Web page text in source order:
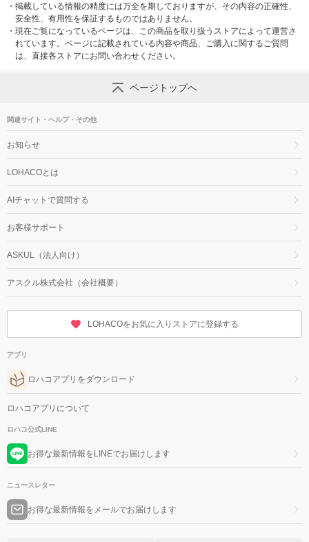
・ 掲載している情報の精度には万全を期しておりますが、その内容の正確性、
安全性、有用性を保証するものではありません。
・ 現在ご覧になっているページは、この商品を取り扱うストアによって運営さ
れています。ページに記載されている内容や商品、ご購入に関するご質問
は、直接各ストアにお問い合わせください。
ページトップへ
関連サイト・ヘルプ・その他
お知らせ
LOHACOとは
AIチャットで質問する
お客様サポート
ASKUL（法人向け）
アスクル株式会社（会社概要）
LOHACOをお気に入りストアに登録する
アプリ
ロハコアプリをダウンロード
ロハコアプリについて
ロハコ公式LINE
お得な最新情報をLINEでお届けします
ニュースレター
お得な最新情報をメールでお届けします